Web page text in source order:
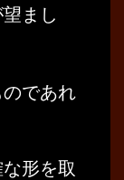
まし
であれ
形を取